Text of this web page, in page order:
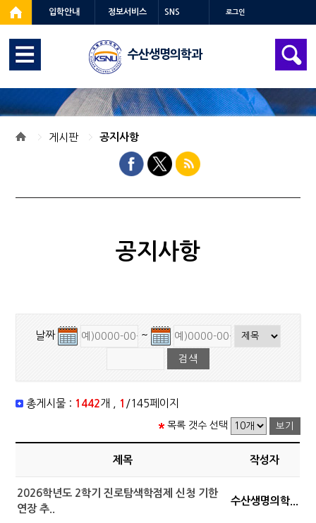
입학안내 정보서비스 SNS 로그인
수산생명의학과
게시판 공지사항
공지사항
날짜 ~
총게시물 : 1442 개 , 1 /145페이지
목록 갯수 선택
제목 작성자
2026학년도 2학기 진로탐색학점제 신청 기한
연장 추..
수산생명의학...